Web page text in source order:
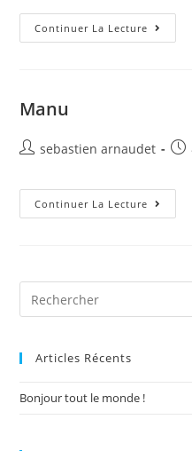
la
publication :
Continuer La Lecture Will
Manu
Auteur/autrice
la
publication :
sebastien arnaudet
Continuer La Lecture Manu
Articles Récents
Bonjour tout le monde !